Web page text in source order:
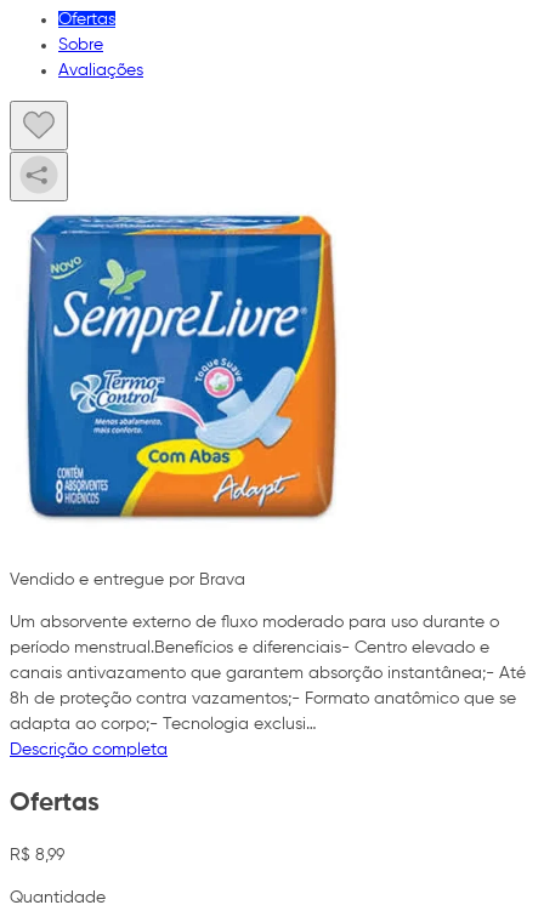
Ofertas
Sobre
Avaliações
Vendido e entregue por Brava
Um absorvente externo de fluxo moderado para uso durante o
período menstrual.Benefícios e diferenciais- Centro elevado e
canais antivazamento que garantem absorção instantânea;- Até
8h de proteção contra vazamentos;- Formato anatômico que se
adapta ao corpo;- Tecnologia exclusi…
Descrição completa
Ofertas
R$ 8,99
Quantidade